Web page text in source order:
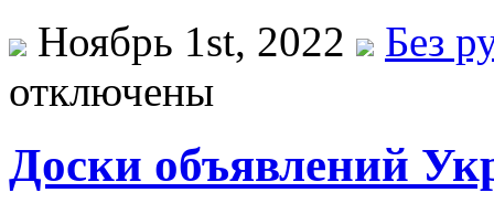
Ноябрь 1st, 2022
Без
отключены
Доски объявлений